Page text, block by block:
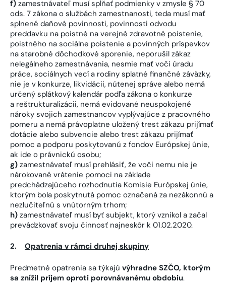
f) zamestnávateľ musí spĺňať podmienky v zmysle § 70
ods. 7 zákona o službách zamestnanosti, teda musí mať
splnené daňové povinnosti, povinnosti odvodu
preddavku na poistné na verejné zdravotné poistenie,
poistného na sociálne poistenie a povinných príspevkov
na starobné dôchodkové sporenie, neporušil zákaz
nelegálneho zamestnávania, nesmie mať voči úradu
práce, sociálnych vecí a rodiny splatné finančné záväzky,
nie je v konkurze, likvidácii, nútenej správe alebo nemá
určený splátkový kalendár podľa zákona o konkurze
a reštrukturalizácii, nemá evidované neuspokojené
nároky svojich zamestnancov vyplývajúce z pracovného
pomeru a nemá právoplatne uložený trest zákazu prijímať
dotácie alebo subvencie alebo trest zákazu prijímať
pomoc a podporu poskytovanú z fondov Európskej únie,
ak ide o právnickú osobu;
g) zamestnávateľ musí prehlásiť, že voči nemu nie je
nárokované vrátenie pomoci na základe
predchádzajúceho rozhodnutia Komisie Európskej únie,
ktorým bola poskytnutá pomoc označená za nezákonnú a
nezlučiteľnú s vnútorným trhom;
h) zamestnávateľ musí byť subjekt, ktorý vznikol a začal
prevádzkovať svoju činnosť najneskôr k 01.02.2020.
2. Opatrenia v rámci druhej skupiny
Predmetné opatrenia sa týkajú výhradne SZČO, ktorým
sa znížil príjem oproti porovnávanému obdobiu.